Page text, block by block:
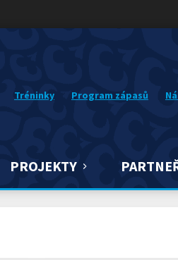
Tréninky Program zápasů
PROJEKTY